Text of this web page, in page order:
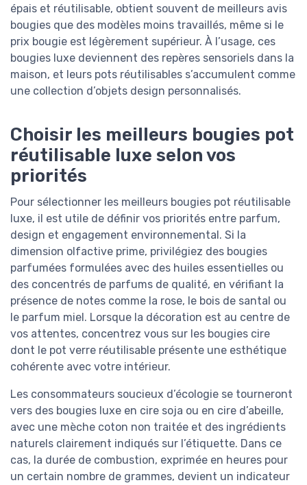
épais et réutilisable, obtient souvent de meilleurs avis
bougies que des modèles moins travaillés, même si le
prix bougie est légèrement supérieur. À l’usage, ces
bougies luxe deviennent des repères sensoriels dans la
maison, et leurs pots réutilisables s’accumulent comme
une collection d’objets design personnalisés.
Choisir les meilleurs bougies pot
réutilisable luxe selon vos
priorités
Pour sélectionner les meilleurs bougies pot réutilisable
luxe, il est utile de définir vos priorités entre parfum,
design et engagement environnemental. Si la
dimension olfactive prime, privilégiez des bougies
parfumées formulées avec des huiles essentielles ou
des concentrés de parfums de qualité, en vérifiant la
présence de notes comme la rose, le bois de santal ou
le parfum miel. Lorsque la décoration est au centre de
vos attentes, concentrez vous sur les bougies cire
dont le pot verre réutilisable présente une esthétique
cohérente avec votre intérieur.
Les consommateurs soucieux d’écologie se tourneront
vers des bougies luxe en cire soja ou en cire d’abeille,
avec une mèche coton non traitée et des ingrédients
naturels clairement indiqués sur l’étiquette. Dans ce
cas, la durée de combustion, exprimée en heures pour
un certain nombre de grammes, devient un indicateur